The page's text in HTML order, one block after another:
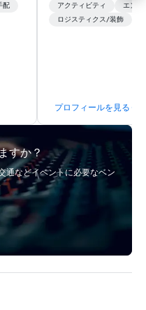
配
transformation. We
facilitate custom
offsites. Whether
think like a Silicon
world's fastest-
or walk away with a
innovation playbook,
seniority, and
アクティビティ
エンタ
ロジスティクス/装飾
プロフィールを見る
すか？
通などイベントに必要なベン